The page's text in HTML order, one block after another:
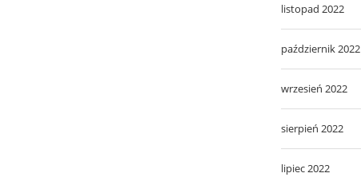
listopad 2022
październik 2022
wrzesień 2022
sierpień 2022
lipiec 2022